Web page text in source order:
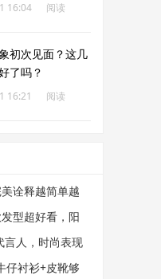
16:04
阅读
初次见面？这几
了吗？
16:21
阅读
诠释越简单越
型超好看，阳
言人，时尚表现
仔衬衫+皮靴够